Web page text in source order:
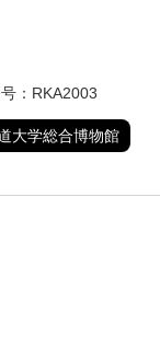
：RKA2003
大学総合博物館